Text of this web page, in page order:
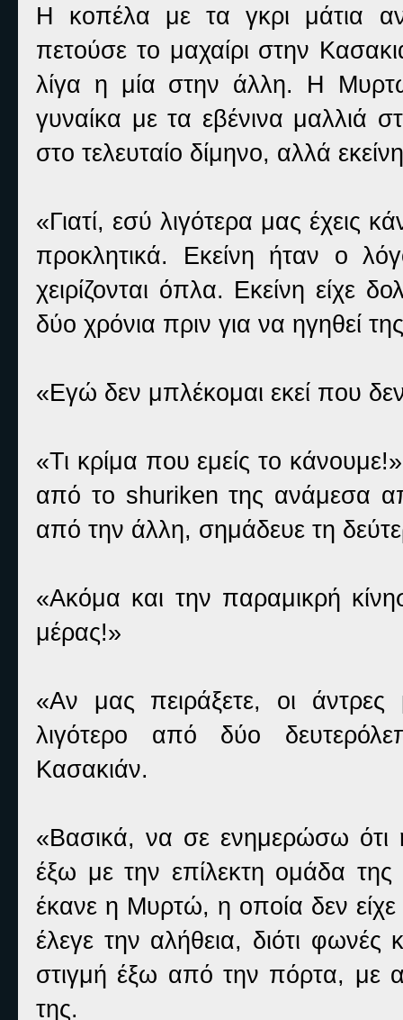
Η κοπέλα με τα γκρι μάτια
πετούσε το μαχαίρι στην
λίγα η μία στην άλλη. Η
γυναίκα με τα εβένινα μαλλιά
στο τελευταίο δίμηνο, αλλά
«Γιατί, εσύ λιγότερα μας έχεις
προκλητικά. Εκείνη ήταν ο
χειρίζονται όπλα. Εκείνη είχε
δύο χρόνια πριν για να ηγηθεί
«Εγώ δεν μπλέκομαι εκεί που
«Τι κρίμα που εμείς το
από το shuriken της ανάμεσα
από την άλλη, σημάδευε τη
«Ακόμα και την παραμικρή
μέρας!»
«Αν μας πειράξετε, οι
λιγότερο από δύο
Κασακιάν.
«Βασικά, να σε ενημερώσω ότι
έξω με την επίλεκτη ομάδα της
έκανε η Μυρτώ, η οποία δεν είχε
έλεγε την αλήθεια, διότι
στιγμή έξω από την πόρτα, με
της.